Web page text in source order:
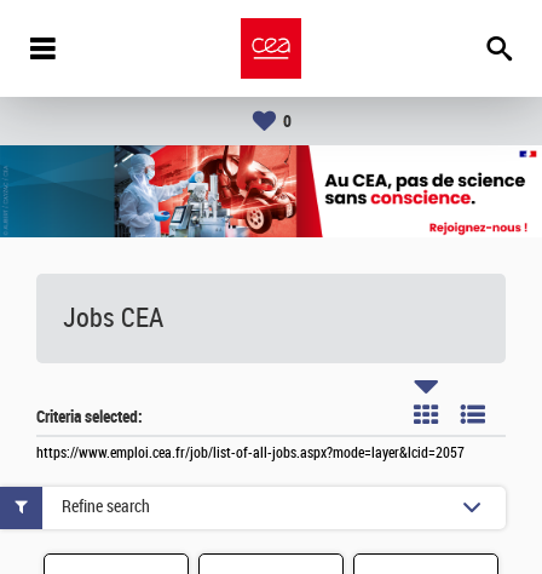
0
Jobs CEA
Criteria selected:
https://www.emploi.cea.fr/job/list-of-all-jobs.aspx?mode=layer&lcid=2057
Refine search